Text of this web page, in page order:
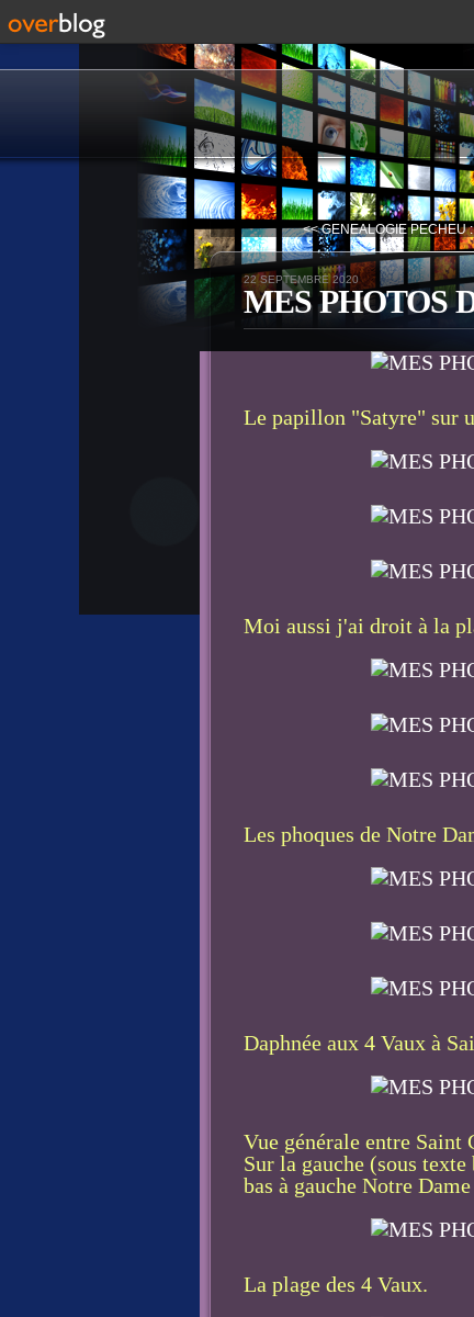
<< GENEALOGIE PECHEU
22 SEPTEMBRE 2020
MES PHOTOS
Le papillon "Satyre" sur
Moi aussi j'ai droit à la
Les phoques de Notre
Daphnée aux 4 Vaux à
Vue générale entre Saint
Sur la gauche (sous
bas à gauche Notre
La plage des 4 Vaux.